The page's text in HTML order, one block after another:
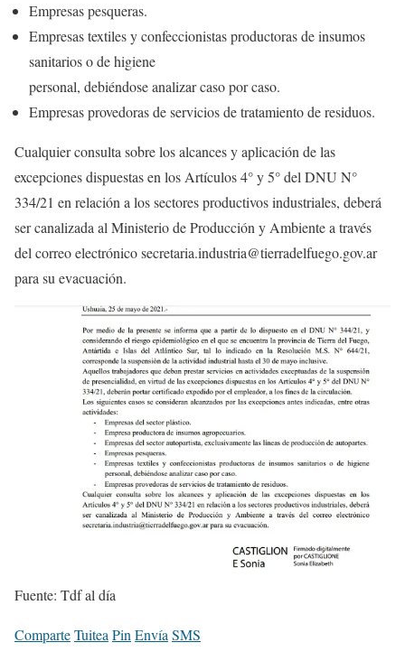
Empresas pesqueras.
Empresas textiles y confeccionistas productoras de insumos
sanitarios o de higiene
personal, debiéndose analizar caso por caso.
Empresas provedoras de servicios de tratamiento de residuos.
Cualquier consulta sobre los alcances y aplicación de las
excepciones dispuestas en los Artículos 4° y 5° del DNU N°
334/21 en relación a los sectores productivos industriales, deberá
ser canalizada al Ministerio de Producción y Ambiente a través
del correo electrónico secretaria.industria@tierradelfuego.gov.ar
para su evacuación.
Fuente: Tdf al día
ComparteTuiteaPinEnvíaSMS